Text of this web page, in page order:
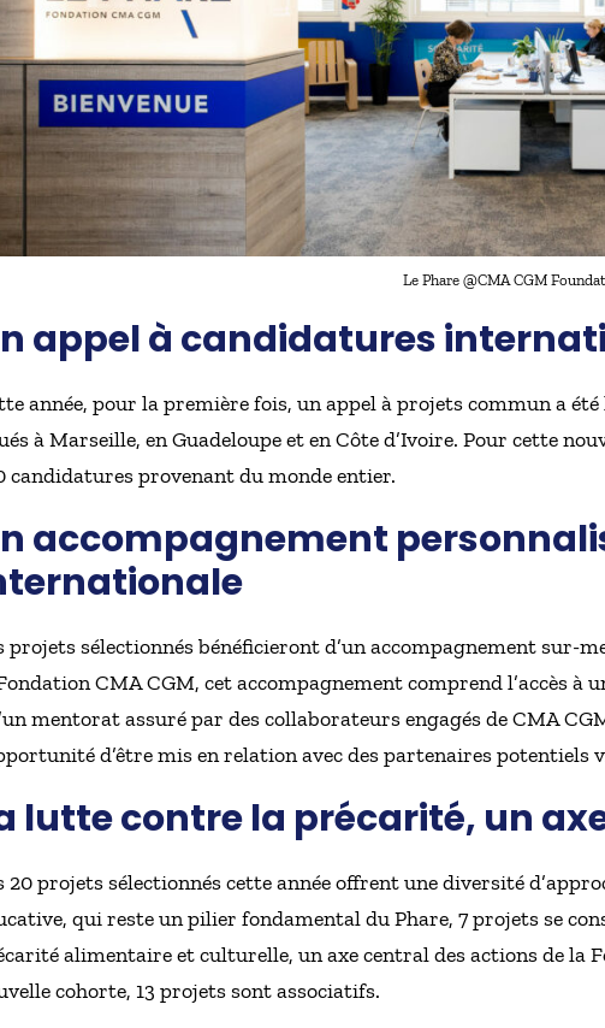
Le Phare @CMA CGM
appel à candidatures
année, pour la première fois, un appel à projets commun a
à Marseille, en Guadeloupe et en Côte d’Ivoire. Pour cette
candidatures provenant du monde entier.
accompagnement
projets sélectionnés bénéficieront d’un accompagnement sur-
CMA CGM, cet accompagnement comprend l’accès à
mentorat assuré par des collaborateurs engagés de CMA
d’être mis en relation avec des partenaires potentiels
lutte contre la précarité, un
20 projets sélectionnés cette année offrent une diversité
qui reste un pilier fondamental du Phare, 7 projets se
alimentaire et culturelle, un axe central des actions de la
cohorte, 13 projets sont associatifs.